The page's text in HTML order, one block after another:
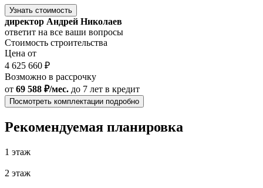
Узнать стоимость
директор Андрей Николаев
ответит на все ваши вопросы
Стоимость строительства
Цена от
4 625 660 ₽
Возможно в рассрочку
от 69 588 ₽/мес. до 7 лет в кредит
Посмотреть комплектации подробно
Рекомендуемая планировка
1 этаж
2 этаж